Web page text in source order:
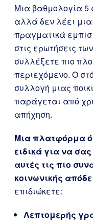
Μια βαθμολογία 5
αλλά δεν λέει μια
πραγματικά
στις ερωτήσεις
συλλέξετε πιο
περιεχόμενο. Ο
συλλογή μιας
παράγεται από
απήχηση.
Μια πλατφόρμα
ειδικά για να
αυτές τις πιο
κοινωνικής
επιδιώκετε:
Λεπτομερής